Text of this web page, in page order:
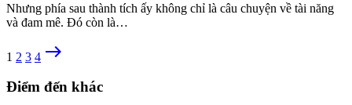
Nhưng phía sau thành tích ấy không chỉ là câu chuyện về tài năng
và đam mê. Đó còn là…
1 2 3 4 east
Điểm đến khác